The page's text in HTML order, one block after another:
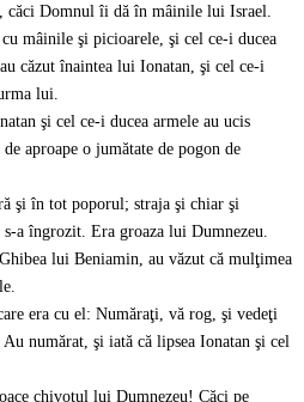
căci Domnul îi dă în mâinile lui Israel.
mâinile şi picioarele, şi cel ce-i ducea
căzut înaintea lui Ionatan, şi cel ce-i
lui.
şi cel ce-i ducea armele au ucis
aproape o jumătate de pogon de
şi în tot poporul; straja şi chiar şi
a îngrozit. Era groaza lui Dumnezeu.
lui Beniamin, au văzut că mulţimea
era cu el: Număraţi, vă rog, şi vedeţi
numărat, şi iată că lipsea Ionatan şi cel
chivotul lui Dumnezeu! Căci pe